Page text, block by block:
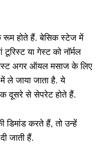
रूम होते हैं. बेसिक स्टेज में
या गेस्ट को नॉर्मल
गेस्ट अगर ऑयल मसाज के लिए
ले जाया जाता है. ये
दूसरे से सेपरेट होते हैं.
डिमांड करते हैं, तो उन्हें
जाती हैं.